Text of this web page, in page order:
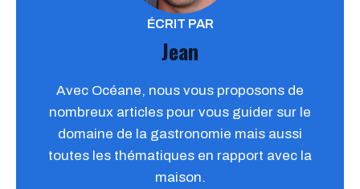
ÉCRIT PAR
Jean
Avec Océane, nous vous proposons de
nombreux articles pour vous guider sur le
domaine de la gastronomie mais aussi
toutes les thématiques en rapport avec la
maison.